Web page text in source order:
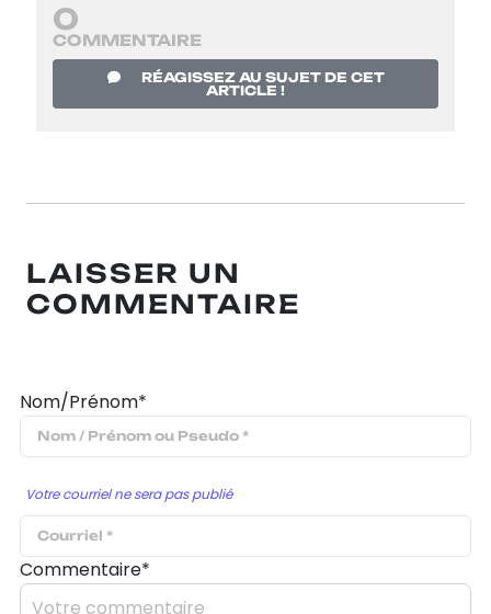
0
COMMENTAIRE
RÉAGISSEZ AU SUJET DE CET
ARTICLE !
LAISSER UN
COMMENTAIRE
Nom/Prénom*
Votre courriel ne sera pas publié
Commentaire*